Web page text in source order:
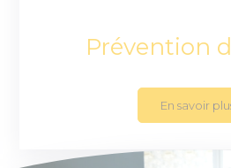
Prévention
En savoir